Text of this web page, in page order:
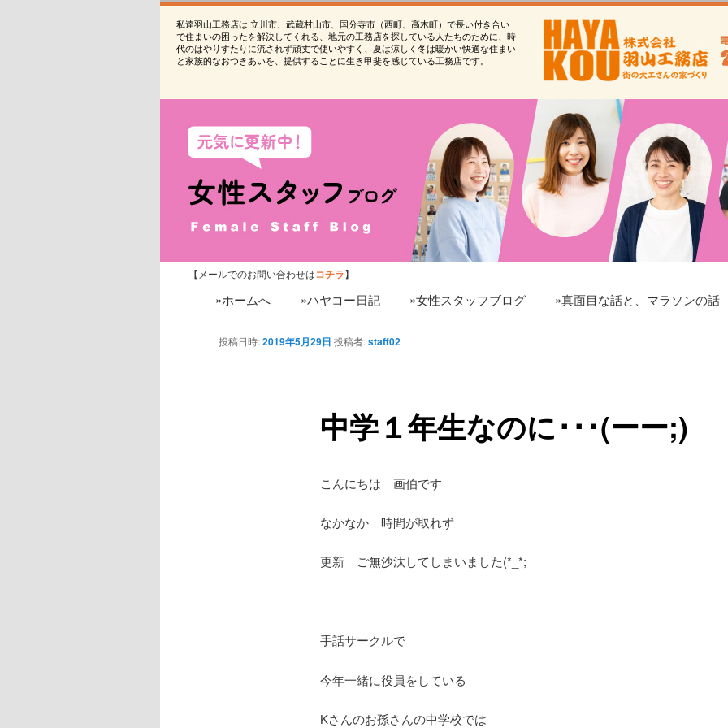
私達羽山工務店は 立川市、武蔵村山市、国分寺市（西町、高木町）で長い付き合い
で住まいの困ったを解決してくれる、地元の工務店を探している人たちのために、時
代のはやりすたりに流されず頑丈で使いやすく、夏は涼しく冬は暖かい快適な住まい
と家族的なおつきあいを、提供することに生き甲斐を感じている工務店です。
【メールでのお問い合わせはコチラ】
»ホームへ »ハヤコー日記 »女性スタッフブログ »真面目な話と、マラソンの話
中学１年生なのに･･･(ーー;)
投稿日時:2019年5月29日 投稿者:staff02
こんにちは 画伯です
なかなか 時間が取れず
更新 ご無沙汰してしまいました(*_*;
手話サークルで
今年一緒に役員をしている
Kさんのお孫さんの中学校では